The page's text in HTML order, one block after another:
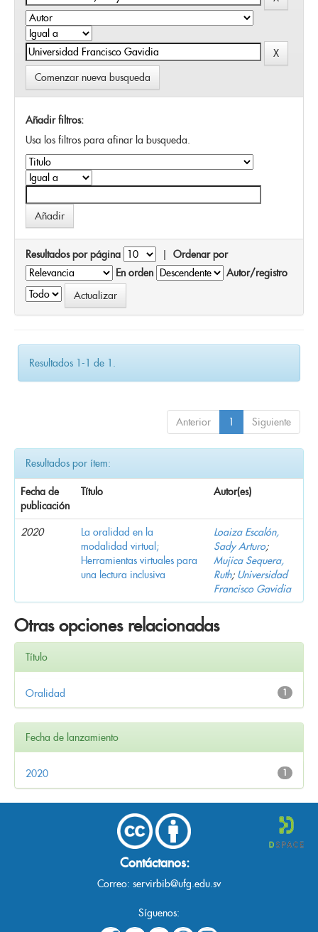
Comenzar nueva busqueda
Añadir filtros:
Usa los filtros para afinar la busqueda.
Resultados por página | Ordenar por
En orden
Autor/registro
Resultados 1-1 de 1.
Anterior 1 Siguiente
Resultados por ítem:
Fecha de
publicación
Título Autor(es)
2020
La oralidad en la
modalidad virtual;
Herramientas virtuales para
una lectura inclusiva
Loaiza Escalón,
Sady Arturo;
Mujica Sequera,
Ruth; Universidad
Francisco Gavidia
Otras opciones relacionadas
Título
1
Oralidad
Fecha de lanzamiento
1
2020
Contáctanos:
Correo: servirbib@ufg.edu.sv
Síguenos: